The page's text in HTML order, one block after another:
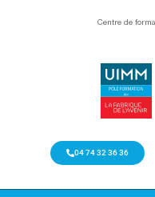
Centre de
04 74 32 36 36